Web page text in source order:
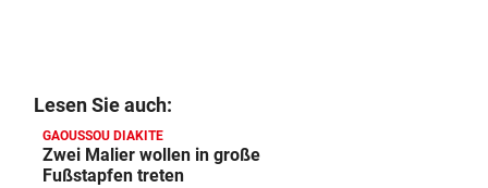
Lesen Sie auch:
GAOUSSOU DIAKITE
Zwei Malier wollen in große
Fußstapfen treten